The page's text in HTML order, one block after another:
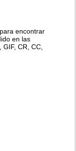
encontrar
en las
CR, CC,